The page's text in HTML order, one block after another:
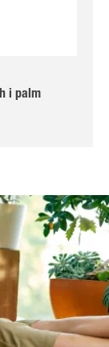
i palm